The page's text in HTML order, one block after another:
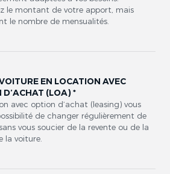
le montant de votre apport, mais
le nombre de mensualités.
EN LOCATION AVEC
D’ACHAT (LOA) *
avec option d’achat (leasing) vous
de changer régulièrement de
vous soucier de la revente ou de la
la voiture.